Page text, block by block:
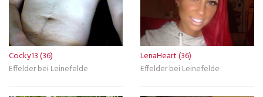
Cocky13 (36)
Effelder bei Leinefelde
LenaHeart (36)
Effelder bei Leinefelde